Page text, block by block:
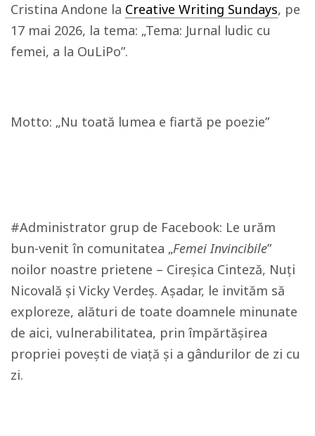
Cristina Andone la Creative Writing Sundays, pe
17 mai 2026, la tema: „Tema: Jurnal ludic cu
femei, a la OuLiPo”.
Motto: „Nu toată lumea e fiartă pe poezie”
#Administrator grup de Facebook: Le urăm
bun-venit în comunitatea „Femei Invincibile”
noilor noastre prietene – Cireșica Cinteză, Nuți
Nicovală și Vicky Verdeș. Așadar, le invităm să
exploreze, alături de toate doamnele minunate
de aici, vulnerabilitatea, prin împărtășirea
propriei povești de viață și a gândurilor de zi cu
zi.